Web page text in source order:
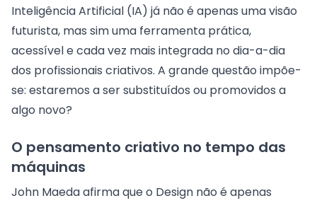
Inteligência Artificial (IA) já não é apenas uma visão
futurista, mas sim uma ferramenta prática,
acessível e cada vez mais integrada no dia-a-dia
dos profissionais criativos. A grande questão impõe-
se: estaremos a ser substituídos ou promovidos a
algo novo?
O pensamento criativo no tempo das
máquinas
John Maeda afirma que o Design não é apenas